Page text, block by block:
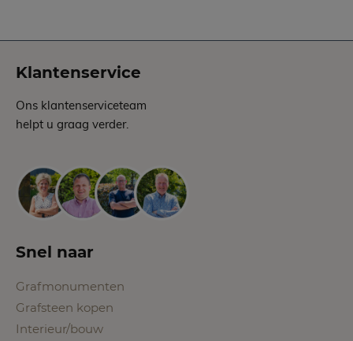
Klantenservice
Ons klantenserviceteam
helpt u graag verder.
Snel naar
Grafmonumenten
Grafsteen kopen
Interieur/bouw